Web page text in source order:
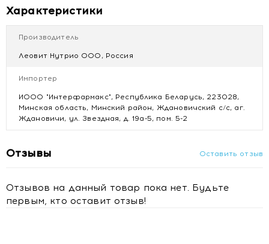
картофельный, сахар, хлопья кукурузные, соль
поваренная, заменитель сливок на растительной основе
белок), миндаль, сырный порошок, бульон овощной,
пряности (куркума, орех мускатный).
Купить Суп тыквенный с миндалем. Пакет 20 г
Цена Суп тыквенный с миндалем. Пакет 20 г
Отзывы Суп тыквенный с миндалем. Пакет 20 г
Характеристики
Производитель
Леовит Нутрио ООО, Россия
Импортер
ИООО "Интерфармакс", Республика Беларусь, 223028,
Минская область, Минский район, Ждановичский с/с, аг.
Ждановичи, ул. Звездная, д. 19а-5, пом. 5-2
Отзывы Оставить отзыв
Отзывов на данный товар пока нет. Будьте
первым, кто оставит отзыв!